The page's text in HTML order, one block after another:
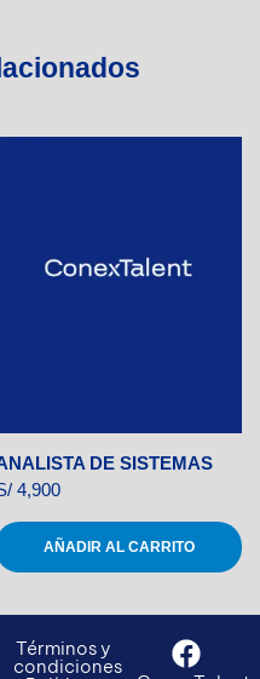
DE SISTEMAS
4,900
AÑADIR AL CARRITO
Términos y
condiciones